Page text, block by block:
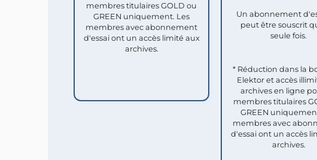
membres titulaires GOLD ou
GREEN uniquement. Les
membres avec abonnement
d'essai ont un accès limité aux
archives.
Un abonnement
peut être souscrit
seule fois.​
* Réduction dans la
Elektor et accès
archives en ligne
membres titulaires
GREEN
membres avec
d'essai ont un accès
archives.